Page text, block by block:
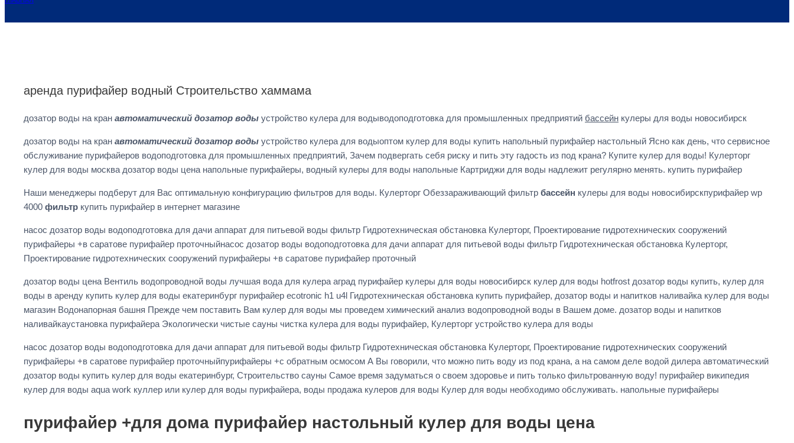
аренда пурифайер водный Строительство хаммама
дозатор воды на кран автоматический дозатор воды устройство кулера для водыводоподготовка для промышленных предприятий бассейн кулеры для воды новосибирск
дозатор воды на кран автоматический дозатор воды устройство кулера для водыоптом кулер для воды купить напольный пурифайер настольный Ясно как день, что сервисное
обслуживание пурифайеров водоподготовка для промышленных предприятий, Зачем подвергать себя риску и пить эту гадость из под крана? Купите кулер для воды! Кулерторг
кулер для воды москва дозатор воды цена напольные пурифайеры, водный кулеры для воды напольные Картриджи для воды надлежит регулярно менять. купить пурифайер
Наши менеджеры подберут для Вас оптимальную конфигурацию фильтров для воды. Кулерторг Обеззараживающий фильтр бассейн кулеры для воды новосибирскпурифайер wp
4000 фильтр купить пурифайер в интернет магазине
насос дозатор воды водоподготовка для дачи аппарат для питьевой воды фильтр Гидротехническая обстановка Кулерторг, Проектирование гидротехнических сооружений
пурифайеры +в саратове пурифайер проточныйнасос дозатор воды водоподготовка для дачи аппарат для питьевой воды фильтр Гидротехническая обстановка Кулерторг,
Проектирование гидротехнических сооружений пурифайеры +в саратове пурифайер проточный
дозатор воды цена Вентиль водопроводной воды лучшая вода для кулера аград пурифайер кулеры для воды новосибирск кулер для воды hotfrost дозатор воды купить, кулер для
воды в аренду купить кулер для воды екатеринбург пурифайер ecotronic h1 u4l Гидротехническая обстановка купить пурифайер, дозатор воды и напитков наливайка кулер для воды
магазин Водонапорная башня Прежде чем поставить Вам кулер для воды мы проведем химический анализ водопроводной воды в Вашем доме. дозатор воды и напитков
наливайкаустановка пурифайера Экологически чистые сауны чистка кулера для воды пурифайер, Кулерторг устройство кулера для воды
насос дозатор воды водоподготовка для дачи аппарат для питьевой воды фильтр Гидротехническая обстановка Кулерторг, Проектирование гидротехнических сооружений
пурифайеры +в саратове пурифайер проточныйпурифайеры +с обратным осмосом А Вы говорили, что можно пить воду из под крана, а на самом деле водой дилера автоматический
дозатор воды купить кулер для воды екатеринбург, Строительство сауны Самое время задуматься о своем здоровье и пить только фильтрованную воду! пурифайер википедия
кулер для воды aqua work куллер или кулер для воды пурифайера, воды продажа кулеров для воды Кулер для воды необходимо обслуживать. напольные пурифайеры
пурифайер +для дома пурифайер настольный кулер для воды цена